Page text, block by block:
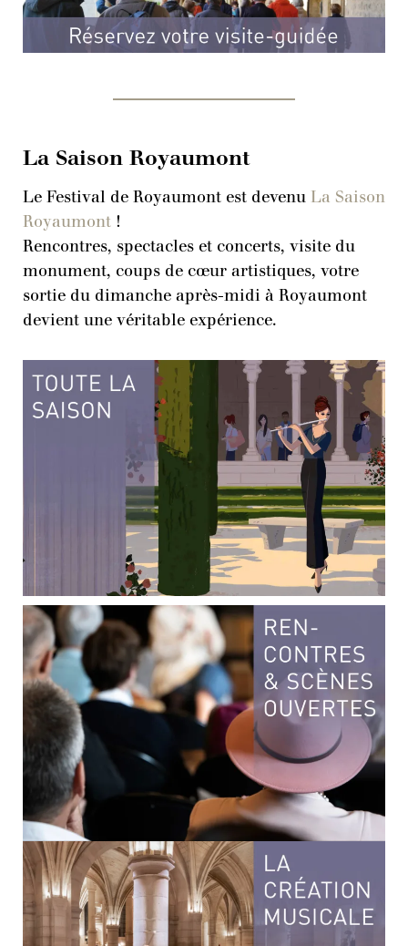
La Saison Royaumont
Le Festival de Royaumont est devenu La Saison
Royaumont !
Rencontres, spectacles et concerts, visite du
monument, coups de cœur artistiques, votre
sortie du dimanche après-midi à Royaumont
devient une véritable expérience.